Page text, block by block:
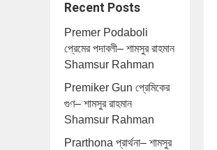
Recent Posts
Premer Podaboli
প্রেমের পদাবলী– শামসুর রাহমান
Shamsur Rahman
Premiker Gun প্রেমিকের
গুণ– শামসুর রাহমান
Shamsur Rahman
Prarthona প্রার্থনা– শামসুর